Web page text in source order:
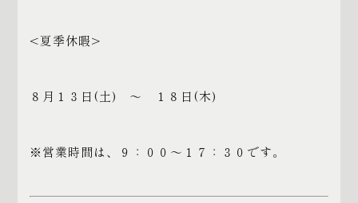
<夏季休暇>
８月１３日(土) ～ １８日(木)
※営業時間は、９：００～１７：３０です。